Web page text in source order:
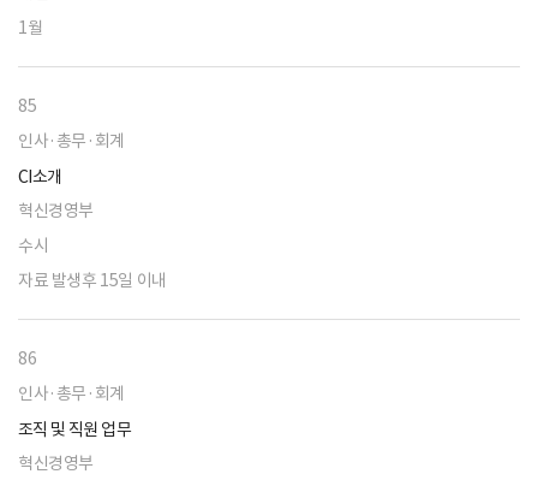
1월
85
인사·총무·회계
CI소개
혁신경영부
수시
자료 발생후 15일 이내
86
인사·총무·회계
조직 및 직원 업무
혁신경영부